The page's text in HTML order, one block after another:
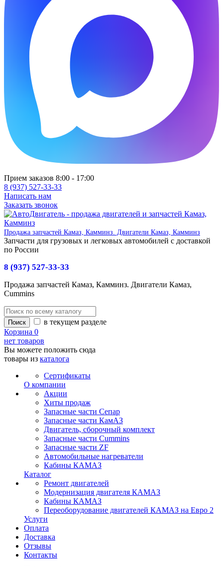
Прием заказов 8:00 - 17:00
8 (937) 527-33-33
Написать нам
Заказать звонок
Продажа запчастей Камаз, Камминз. Двигатели Камаз, Камминз
Запчасти для грузовых и легковых автомобилей с доставкой
по России
8 (937) 527-33-33
Продажа запчастей Камаз, Камминз. Двигатели Камаз,
Cummins
в текущем разделе
Корзина 0
нет товаров
Вы можете положить сюда
товары из каталога
Сертификаты
О компании
Акции
Хиты продаж
Запасные части Сепар
Запасные части КамАЗ
Двигатель, сборочный комплект
Запасные части Cummins
Запасные части ZF
Автомобильные нагреватели
Кабины КАМАЗ
Каталог
Ремонт двигателей
Модернизация двигателя КАМАЗ
Кабины КАМАЗ
Переоборудование двигателей КАМАЗ на Евро 2
Услуги
Оплата
Доставка
Отзывы
Контакты